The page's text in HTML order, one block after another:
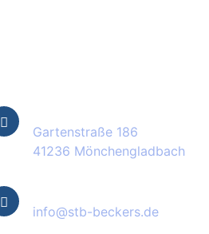
Gartenstraße 186
41236 Mönchengladbach
info@stb-beckers.de